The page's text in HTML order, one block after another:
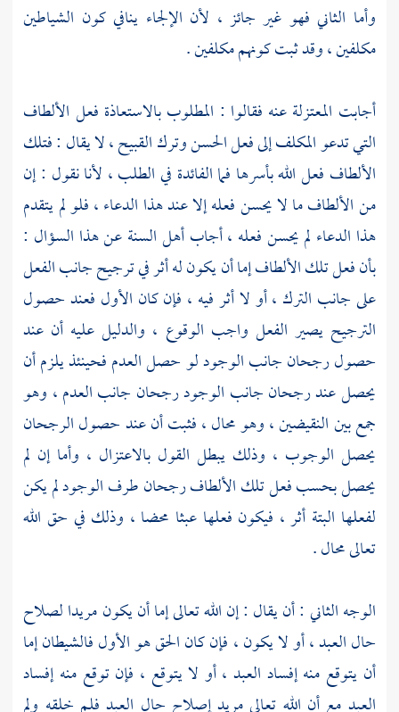
وأما الثاني فهو غير جائز ، لأن الإلجاء ينافي كون الشياطين
مكلفين ، وقد ثبت كونهم مكلفين .
أجابت المعتزلةعنه فقالوا : المطلوب بالاستعاذة فعل الألطاف
التي تدعو المكلف إلى فعل الحسن وترك القبيح ، لا يقال : فتلك
الألطاف فعل الله بأسرها فما الفائدة في الطلب ، لأنا نقول : إن
من الألطاف ما لا يحسن فعله إلا عند هذا الدعاء ، فلو لم يتقدم
هذا الدعاء لم يحسن فعله ، أجاب أهل السنة عن هذا السؤال :
بأن فعل تلك الألطاف إما أن يكون له أثر في ترجيح جانب الفعل
على جانب الترك ، أو لا أثر فيه ، فإن كان الأول فعند حصول
الترجيح يصير الفعل واجب الوقوع ، والدليل عليه أن عند
حصول رجحان جانب الوجود لو حصل العدم فحينئذ يلزم أن
يحصل عند رجحان جانب الوجود رجحان جانب العدم ، وهو
جمع بين النقيضين ، وهو محال ، فثبت أن عند حصول الرجحان
يحصل الوجوب ، وذلك يبطل القول بالاعتزال ، وأما إن لم
يحصل بحسب فعل تلك الألطاف رجحان طرف الوجود لم يكن
لفعلها البتة أثر ، فيكون فعلها عبثا محضا ، وذلك في حق الله
تعالى محال .
الوجه الثاني : أن يقال : إن الله تعالى إما أن يكون مريدا لصلاح
حال العبد ، أو لا يكون ، فإن كان الحق هو الأول فالشيطان إما
أن يتوقع منه إفساد العبد ، أو لا يتوقع ، فإن توقع منه إفساد